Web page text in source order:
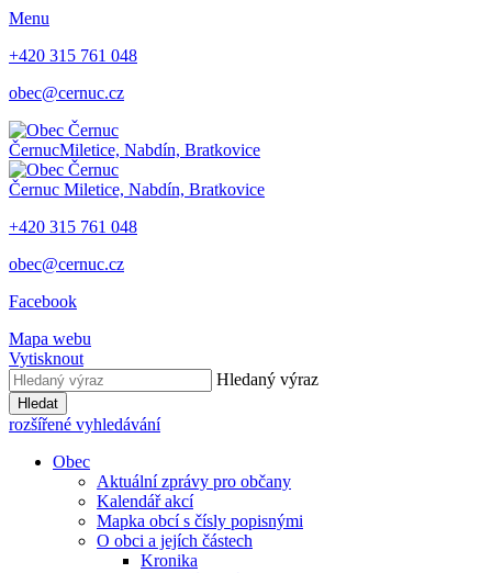
Menu
+420 315 761 048
obec@cernuc.cz
ČernucMiletice, Nabdín, Bratkovice
Černuc Miletice, Nabdín, Bratkovice
+420 315 761 048
obec@cernuc.cz
Facebook
Mapa webu
Vytisknout
Hledaný výraz
Hledat
rozšířené vyhledávání
Obec
Aktuální zprávy pro občany
Kalendář akcí
Mapka obcí s čísly popisnými
O obci a jejích částech
Kronika